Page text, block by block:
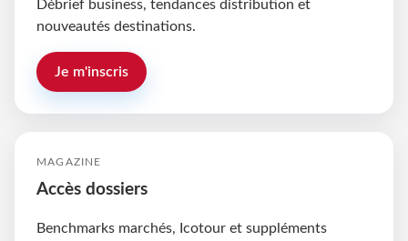
Débrief business, tendances distribution et
nouveautés destinations.
Je m'inscris
MAGAZINE
Accès dossiers
Benchmarks marchés, Icotour et suppléments